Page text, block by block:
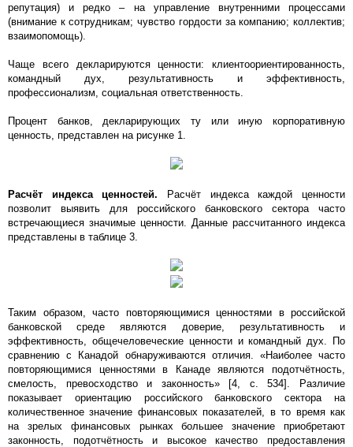
репутация) и редко – на управление внутренними процессами
(внимание к сотрудникам; чувство гордости за компанию; коллектив;
взаимопомощь).
Чаще всего декларируются ценности: клиентоориентированность,
командный дух, результативность и эффективность,
профессионализм, социальная ответственность.
Процент банков, декларирующих ту или иную корпоративную
ценность, представлен на рисунке 1.
Расчёт индекса ценностей. Расчёт индекса каждой ценности
позволит выявить для российского банковского сектора часто
встречающиеся значимые ценности. Данные рассчитанного индекса
представлены в таблице 3.
Таким образом, часто повторяющимися ценностями в российской
банковской среде являются доверие, результативность и
эффективность, общечеловеческие ценности и командный дух. По
сравнению с Канадой обнаруживаются отличия. «Наиболее часто
повторяющимися ценностями в Канаде являются подотчётность,
смелость, превосходство и законность» [4, c. 534]. Различие
показывает ориентацию российского банковского сектора на
количественное значение финансовых показателей, в то время как
на зрелых финансовых рынках большее значение приобретают
законность, подотчётность и высокое качество предоставления